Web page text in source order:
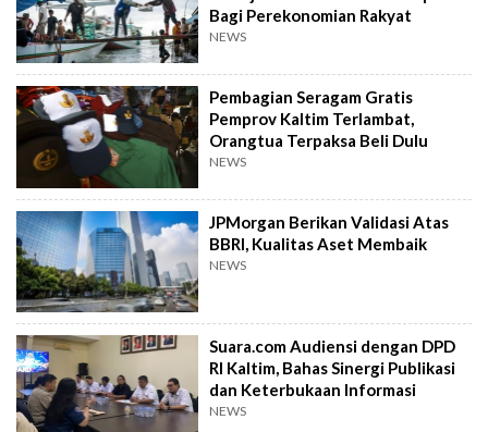
Bagi Perekonomian Rakyat
NEWS
Pembagian Seragam Gratis
Pemprov Kaltim Terlambat,
Orangtua Terpaksa Beli Dulu
NEWS
JPMorgan Berikan Validasi Atas
BBRI, Kualitas Aset Membaik
NEWS
Suara.com Audiensi dengan DPD
RI Kaltim, Bahas Sinergi Publikasi
dan Keterbukaan Informasi
NEWS